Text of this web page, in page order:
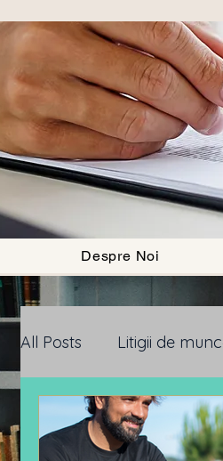
Despre Noi
BLOG
All Posts Litigii de
divort Executare